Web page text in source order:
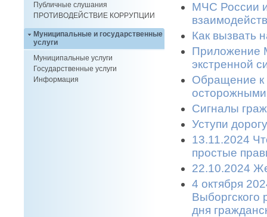
Публичные слушания
ПРОТИВОДЕЙСТВИЕ КОРРУПЦИИ
Муниципальные и государственные
услуги
Муниципальные услуги
Государственные услуги
Информация
МЧС России
Как вызвать
Приложение
экстренной
Обращение к
Сигналы
Уступи
13.11.2024
простые
22.10.2024
4 октября
дня